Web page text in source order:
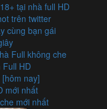
tại nhà full HD
trên twitter
cùng bạn gái
Full không che
HD
nay]
mới nhất
mới nhất